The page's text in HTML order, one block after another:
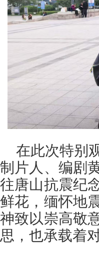
在此次特别
制片人、编剧
往唐山抗震纪
鲜花，缅怀地
神致以崇高敬
思，也承载着